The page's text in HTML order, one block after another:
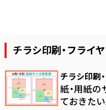
チラシ印刷・フライ
チラシ印刷
紙・用紙の
ておきたい